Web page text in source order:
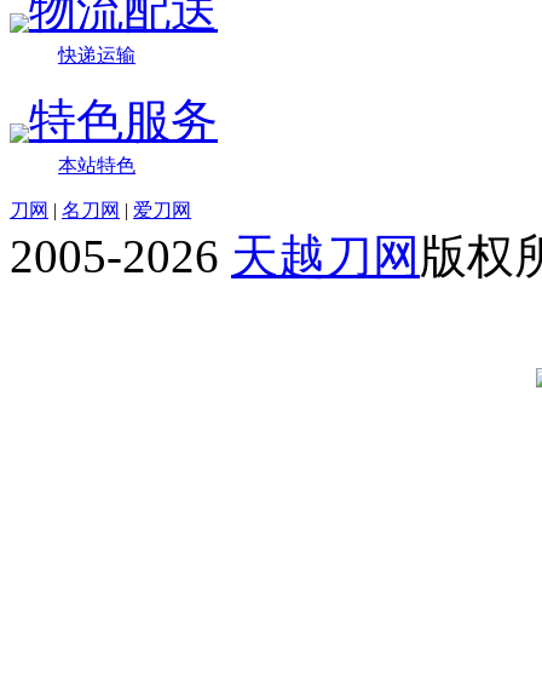
物流配送
快递运输
特色服务
本站特色
刀网 | 名刀网 | 爱刀网
2005-2026 天越刀网 版权